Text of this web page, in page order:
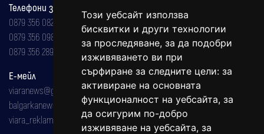
Този уебсайт използва
бисквитки и други технологии
за проследяване, за да подобри
изживяването ви при
сърфиране за следните цели: за
активиране на основната
функционалност на уебсайта, за
да осигурим по-добро
изживяване на уебсайта, за
Телефони за реклама и абонаменти
0879 356 082
0879 356 098
0879 356 289
Е-мейл
viaranews@gmail.com
balgarkanews@gmail.com
viara_reklama@mail.bg